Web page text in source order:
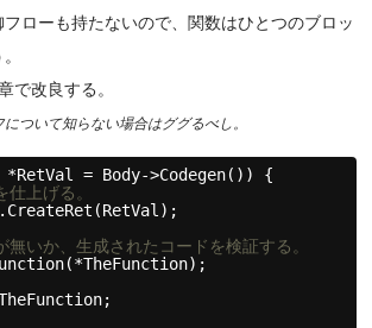
ローも持たないので、関数はひとつのブロッ
で改良する。
ついて知らない場合はググるべし。
*RetVal = Body->Codegen()) {
上げる。
いか、生成されたコードを検証する。